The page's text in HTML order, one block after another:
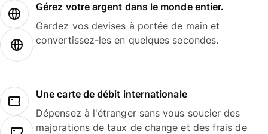
Gérez votre argent dans le monde entier.
Gardez vos devises à portée de main et
convertissez-les en quelques secondes.
Une carte de débit internationale
Dépensez à l'étranger sans vous soucier des
majorations de taux de change et des frais de